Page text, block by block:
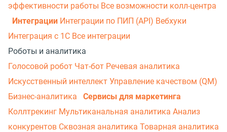
эффективности работы Все возможности колл-центра
Интеграции Интеграции по ПИП (API) Вебхуки
Интеграция с 1С Все интеграции
Роботы и аналитика
Голосовой робот Чат-бот Речевая аналитика
Искусственный интеллект Управление качеством (QM)
Бизнес-аналитика
Сервисы для маркетинга
Коллтрекинг Мультиканальная аналитика Анализ
конкурентов Сквозная аналитика Товарная аналитика